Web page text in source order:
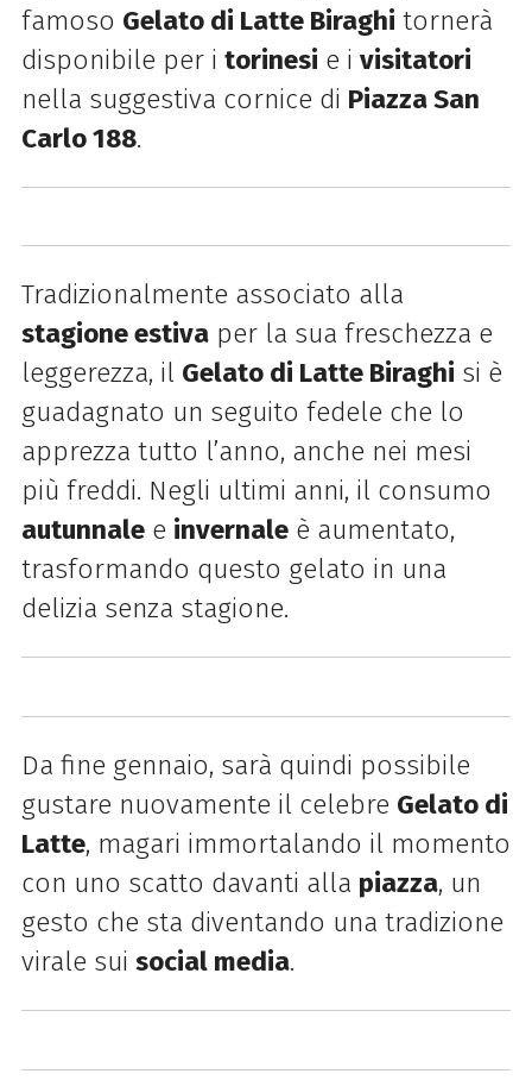
famoso Gelato di Latte Biraghi tornerà
disponibile per i torinesi e i visitatori
nella suggestiva cornice di Piazza San
Carlo 188.
Tradizionalmente associato alla
stagione estivaper la sua freschezza e
leggerezza, il Gelato di Latte Biraghi si è
guadagnato un seguito fedele che lo
apprezza tutto l’anno, anche nei mesi
più freddi. Negli ultimi anni, il consumo
autunnalee invernaleè aumentato,
trasformando questo gelato in una
delizia senza stagione.
Da fine gennaio, sarà quindi possibile
gustare nuovamente il celebre Gelato di
Latte, magari immortalando il momento
con uno scatto davanti alla piazza, un
gesto che sta diventando una tradizione
virale sui social media.